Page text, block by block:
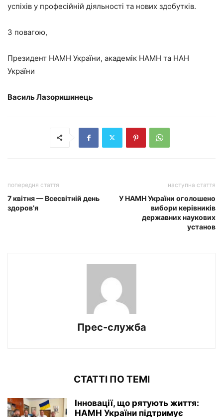
успіхів у професійній діяльності та нових здобутків.
З повагою,
Президент НАМН України, академік НАМН та НАН
України
Василь Лазоришинець
попередня стаття
7 квітня — Всесвітній день
здоров’я
наступна стаття
У НАМН України оголошено
вибори керівників
державних наукових
установ
Прес-служба
СТАТТІ ПО ТЕМІ
Інновації, що рятують життя:
НАМН України підтримує